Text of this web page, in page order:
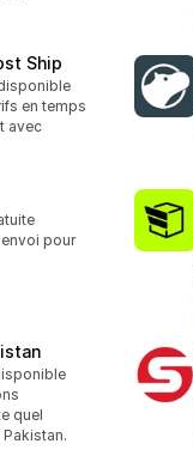
Ship
en temps
avec
pour
quel